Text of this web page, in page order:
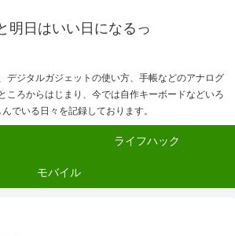
明日はいい日になるっ
デジタルガジェットの使い方、手帳などのアナログ
ころからはじまり、今では自作キーボードなどいろ
でいる日々を記録しております。
ライフハック
モバイル